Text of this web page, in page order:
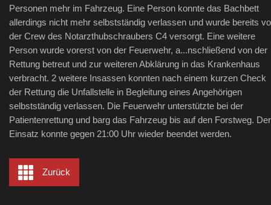
Personen mehr im Fahrzeug. Eine Person konnte das Bachbett
allerdings nicht mehr selbstständig verlassen und wurde bereits
der Crew des Notarzthubschraubers C4 versorgt. Eine weitere
Person wurde vorerst von der Feuerwehr, a...nschließend von der
Rettung betreut und zur weiteren Abklärung in das Krankenhaus
verbracht. 2 weitere Insassen konnten nach einem kurzen Check
der Rettung die Unfallstelle in Begleitung eines Angehörigen
selbstständig verlassen. Die Feuerwehr unterstützte bei der
Patientenrettung und barg das Fahrzeug bis auf den Forstweg. Der
Einsatz konnte gegen 21:00 Uhr wieder beendet werden.
Zurück